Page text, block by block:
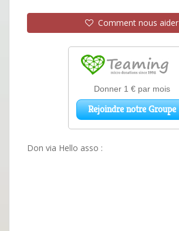
Comment nous aider
Don via Hello asso :